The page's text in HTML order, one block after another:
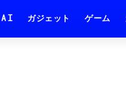
AI ガジェット ゲーム